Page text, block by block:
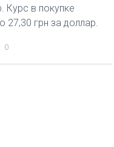
Курс в покупке
27,30 грн за доллар.
0